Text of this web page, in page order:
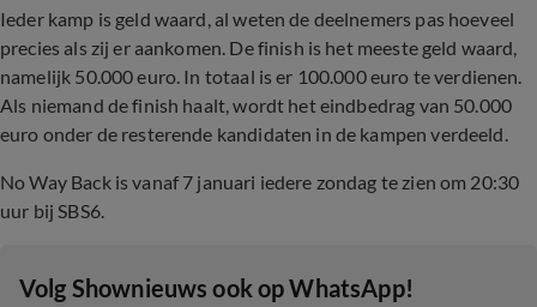
Ieder kamp is geld waard, al weten de deelnemers pas hoeveel
precies als zij er aankomen. De finish is het meeste geld waard,
namelijk 50.000 euro. In totaal is er 100.000 euro te verdienen.
Als niemand de finish haalt, wordt het eindbedrag van 50.000
euro onder de resterende kandidaten in de kampen verdeeld.
No Way Back is vanaf 7 januari iedere zondag te zien om 20:30
uur bij SBS6.
‎Volg Shownieuws ook op WhatsApp!